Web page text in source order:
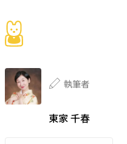
執筆者
東家 千春